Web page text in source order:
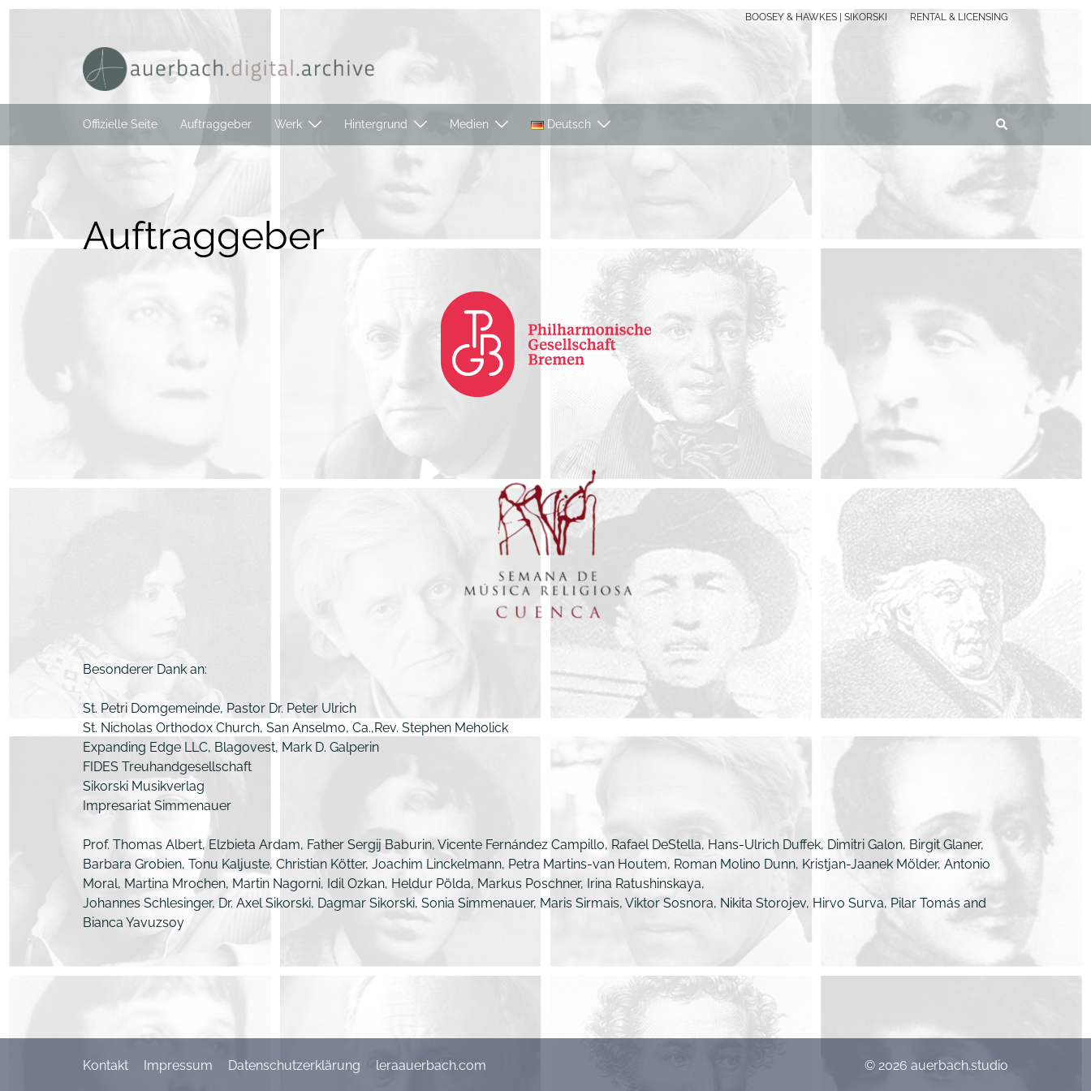
Zum
BOOSEY & HAWKES | SIKORSKI RENTAL & LICENSING
Offizielle Seite Auftraggeber Werk Hintergrund Medien Deutsch Suche
Auftraggeber
Besonderer Dank an:
St. Petri Domgemeinde, Pastor Dr. Peter Ulrich
St. Nicholas Orthodox Church, San Anselmo, Ca.,Rev. Stephen Meholick
Expanding Edge LLC, Blagovest, Mark D. Galperin
FIDES Treuhandgesellschaft
Sikorski Musikverlag
Impresariat Simmenauer
Prof. Thomas Albert, Elzbieta Ardam, Father Sergij Baburin, Vicente Fernández Campillo, Rafael DeStella, Hans-Ulrich Duffek, Dimitri Galon, Birgit Glaner,
Barbara Grobien, Tonu Kaljuste, Christian Kötter, Joachim Linckelmann, Petra Martins-van Houtem, Roman Molino Dunn, Kristjan-Jaanek Mölder, Antonio
Moral, Martina Mrochen, Martin Nagorni, Idil Ozkan, Heldur Pölda, Markus Poschner, Irina Ratushinskaya,
Johannes Schlesinger, Dr. Axel Sikorski, Dagmar Sikorski, Sonia Simmenauer, Maris Sirmais, Viktor Sosnora, Nikita Storojev, Hirvo Surva, Pilar Tomás and
Bianca Yavuzsoy
Kontakt Impressum Datenschutzerklärung leraauerbach.com © 2026 auerbach.studio